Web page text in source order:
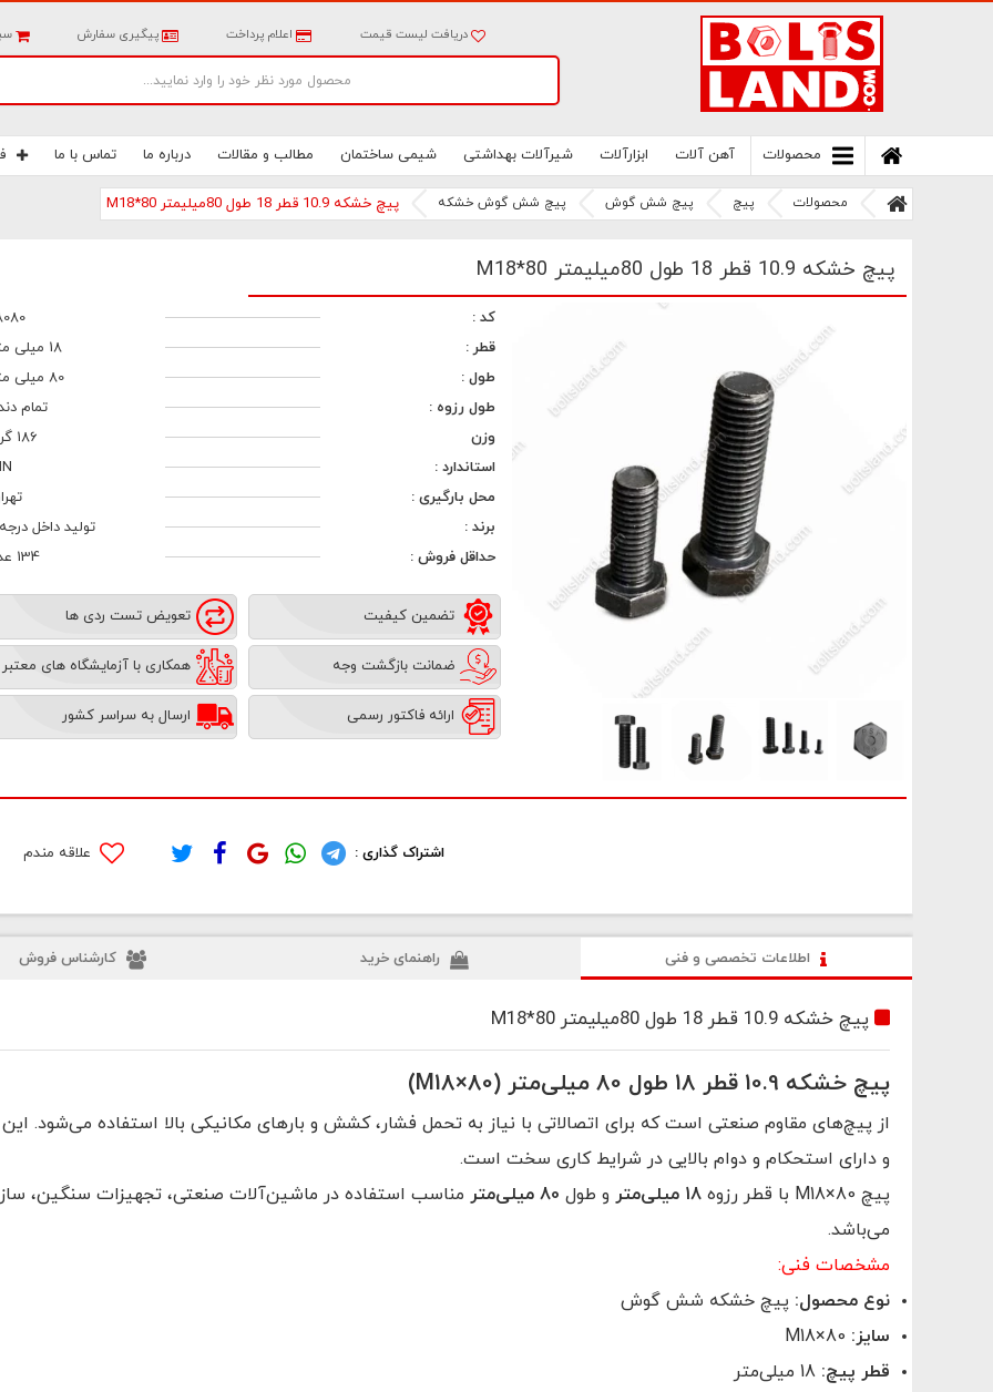
بولتز لند | سرزمین پیچ
دریافت لیست قیمت اعلام پرداخت پیگیری سفارش
محصولات آهن آلات ابزارآلات شیرآلات بهداشتی شیمی ساختمان مطالب و مقالات درباره ما تماس با ما
محصولات پیچ پیچ شش گوش پیچ شش گوش خشکه پیچ خشکه 10.9 قطر 18 طول 80میلیمتر M18*80
پیچ خشکه 10.9 قطر 18 طول 80میلیمتر M18*80
کد :
قطر :
18 میلی متر
طول :
80 میلی متر
طول رزوه :
تمام
وزن
186 گرم
استاندارد :
محل بارگیری :
برند :
تولید داخل درجه 1
حداقل فروش :
134 عدد
تضمین کیفیت
ضمانت بازگشت وجه
ارائه فاکتور رسمی
تعویض تست ردی ها
همکاری با آزمایشگاه های معتبر
ارسال به سراسر کشور
اشتراک گذاری : علاقه مندم
اطلاعات تخصصی و فنی راهنمای خرید کارشناس فروش
پیچ خشکه 10.9 قطر 18 طول 80میلیمتر M18*80
پیچ خشکه 10.9 قطر 18 طول 80 میلی‌متر (M18×80)
از پیچ‌های مقاوم صنعتی است که برای اتصالاتی با نیاز به تحمل فشار، کشش و بارهای مکانیکی بالا استفاده می‌شود.
و دارای استحکام و دوام بالایی در شرایط کاری سخت است.
پیچ M18×80 با قطر رزوه
18 میلی‌متر و طول 80 میلی‌متر
مناسب استفاده در ماشین‌آلات صنعتی، تجهیزات سنگین،
می‌باشد.
مشخصات فنی:
نوع محصول: پیچ خشکه شش گوش
سایز:
قطر پیچ:
ثبت اطلاعات